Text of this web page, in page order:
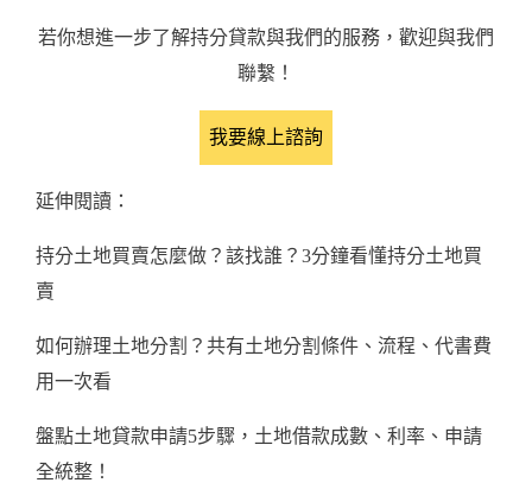
若你想進一步了解持分貸款與我們的服務，歡迎與我們
聯繫！
我要線上諮詢
延伸閱讀：
持分土地買賣怎麼做？該找誰？3分鐘看懂持分土地買
賣
如何辦理土地分割？共有土地分割條件、流程、代書費
用一次看
盤點土地貸款申請5步驟，土地借款成數、利率、申請
全統整！